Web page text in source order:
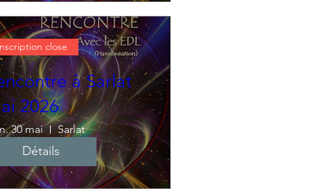
close
à Sarlat
2026
30 mai Sarlat
Détails